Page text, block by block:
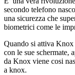
secondo telefono
una sicurezza che
biometrici come le
Quando si attiva Knox
con le sue schermate,
da Knox viene cosi
a knox.